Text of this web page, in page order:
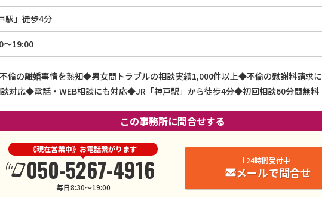
駅」徒歩4分
～19:00
倫の離婚事情を熟知◆男女間トラブルの相談実績1,000件以上◆不倫の慰謝料請求
対応◆電話・WEB相談にも対応◆JR「神戸駅」から徒歩4分◆初回相談60分間無料
この事務所に問合せする
《現在営業中》お電話繋がります
050-5267-4916
毎日8:30～19:00
24時間受付中
メールで問合せ